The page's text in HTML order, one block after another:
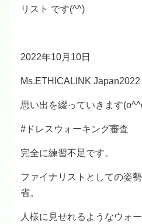
リスト です(^^)
2022年10月10日
Ms.ETHICALINK
思い出を綴っていきます
#ドレスウォーキング審査
完全に練習不足です。
ファイナリストとしての姿
省。
人様に見せれるようなウォ